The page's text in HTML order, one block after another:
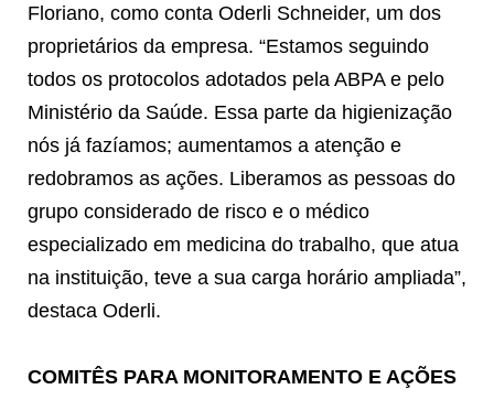
Floriano, como conta Oderli Schneider, um dos
proprietários da empresa. “Estamos seguindo
todos os protocolos adotados pela ABPA e pelo
Ministério da Saúde. Essa parte da higienização
nós já fazíamos; aumentamos a atenção e
redobramos as ações. Liberamos as pessoas do
grupo considerado de risco e o médico
especializado em medicina do trabalho, que atua
na instituição, teve a sua carga horário ampliada”,
destaca Oderli.
COMITÊS PARA MONITORAMENTO E AÇÕES